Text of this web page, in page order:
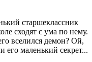
старшеклассник
сходят с ума по нему.
вселился демон? Ой,
его маленький секрет...